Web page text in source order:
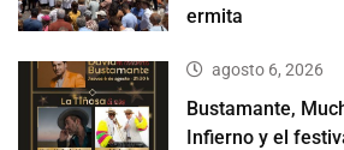
ermita
agosto 6, 2026
Bustamante,
Infierno y el